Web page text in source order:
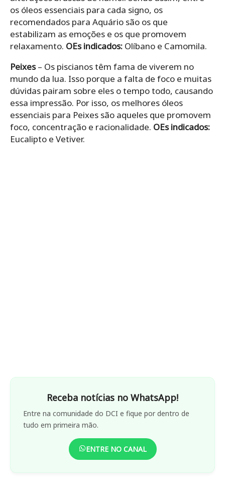
os óleos essenciais para cada signo, os
recomendados para Aquário são os que
estabilizam as emoções e os que promovem
relaxamento. OEs indicados: Olíbano e Camomila.
Peixes– Os piscianos têm fama de viverem no
mundo da lua. Isso porque a falta de foco e muitas
dúvidas pairam sobre eles o tempo todo, causando
essa impressão. Por isso, os melhores óleos
essenciais para Peixes são aqueles que promovem
foco, concentração e racionalidade. OEs indicados:
Eucalipto e Vetiver.
Receba notícias no WhatsApp!
Entre na comunidade do DCI e fique por dentro de
tudo em primeira mão.
ENTRE NO CANAL